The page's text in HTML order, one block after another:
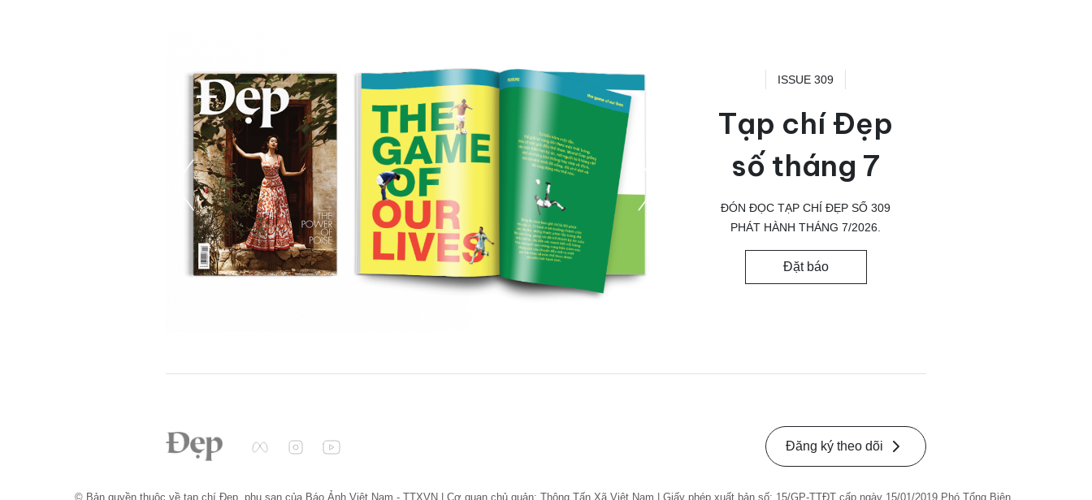
ISSUE 309
Tạp chí Đẹp
số tháng 7
ĐÓN ĐỌC TẠP CHÍ ĐẸP SỐ 309
PHÁT HÀNH THÁNG 7/2026.
Đặt báo
Đăng ký theo dõi
© Bản quyền thuộc về tạp chí Đẹp, phụ san của Báo Ảnh Việt Nam - TTXVN | Cơ quan chủ quản: Thông Tấn Xã Việt Nam | Giấy phép xuất bản số: 15/GP-TTĐT cấp ngày 15/01/2019 Phó Tổng Biên